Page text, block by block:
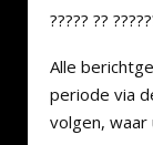
????? ??
Alle
periode via
volgen,